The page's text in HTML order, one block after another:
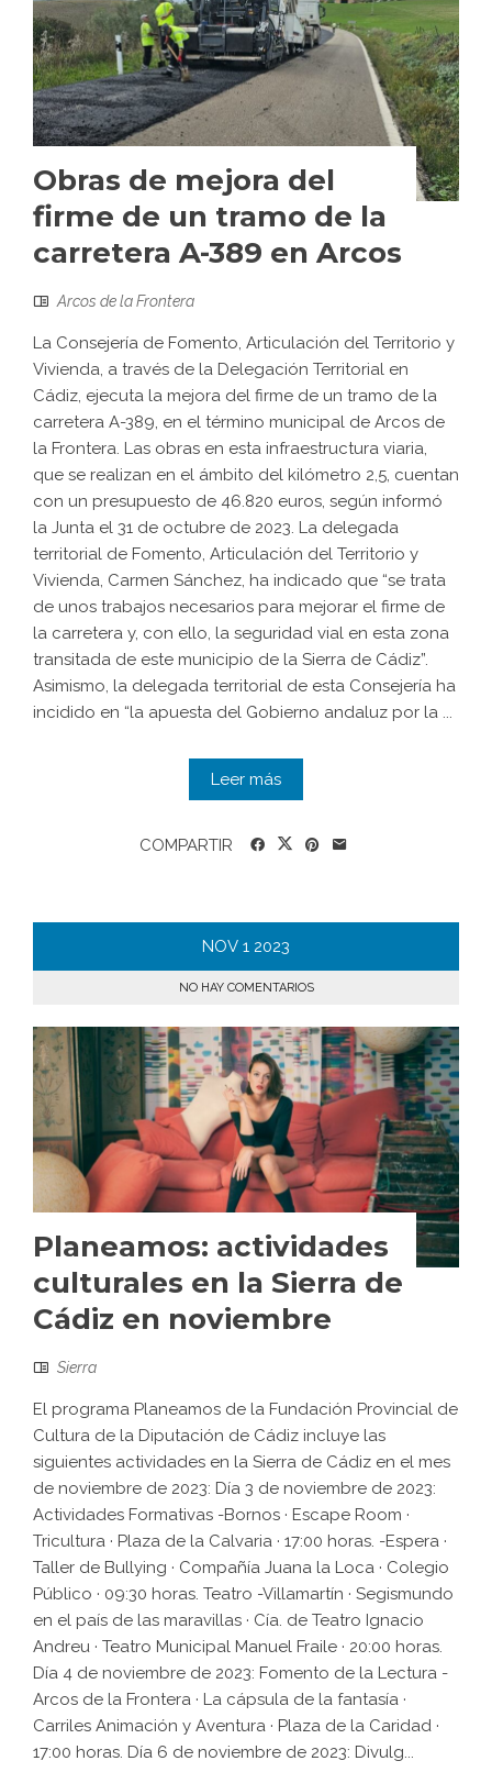
Obras de mejora del
firme de un tramo de la
carretera A-389 en Arcos
Arcos de la Frontera
La Consejería de Fomento, Articulación del Territorio y
Vivienda, a través de la Delegación Territorial en
Cádiz, ejecuta la mejora del firme de un tramo de la
carretera A-389, en el término municipal de Arcos de
la Frontera. Las obras en esta infraestructura viaria,
que se realizan en el ámbito del kilómetro 2,5, cuentan
con un presupuesto de 46.820 euros, según informó
la Junta el 31 de octubre de 2023. La delegada
territorial de Fomento, Articulación del Territorio y
Vivienda, Carmen Sánchez, ha indicado que “se trata
de unos trabajos necesarios para mejorar el firme de
la carretera y, con ello, la seguridad vial en esta zona
transitada de este municipio de la Sierra de Cádiz”.
Asimismo, la delegada territorial de esta Consejería ha
incidido en “la apuesta del Gobierno andaluz por la ...
Leer más
COMPARTIR
NOV 1 2023
NO HAY COMENTARIOS
Planeamos: actividades
culturales en la Sierra de
Cádiz en noviembre
Sierra
El programa Planeamos de la Fundación Provincial de
Cultura de la Diputación de Cádiz incluye las
siguientes actividades en la Sierra de Cádiz en el mes
de noviembre de 2023: Día 3 de noviembre de 2023:
Actividades Formativas -Bornos · Escape Room ·
Tricultura · Plaza de la Calvaria · 17:00 horas. -Espera ·
Taller de Bullying · Compañía Juana la Loca · Colegio
Público · 09:30 horas. Teatro -Villamartín · Segismundo
en el país de las maravillas · Cía. de Teatro Ignacio
Andreu · Teatro Municipal Manuel Fraile · 20:00 horas.
Día 4 de noviembre de 2023: Fomento de la Lectura -
Arcos de la Frontera · La cápsula de la fantasía ·
Carriles Animación y Aventura · Plaza de la Caridad ·
17:00 horas. Día 6 de noviembre de 2023: Divulg...